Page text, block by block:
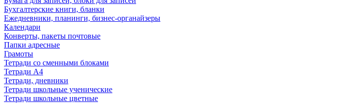
Бухгалтерские книги, бланки
Ежедневники, планинги, бизнес-органайзеры
Календари
Конверты, пакеты почтовые
Папки адресные
Грамоты
Тетради со сменными блоками
Тетради А4
Тетради, дневники
Тетради школьные ученические
Тетради школьные цветные